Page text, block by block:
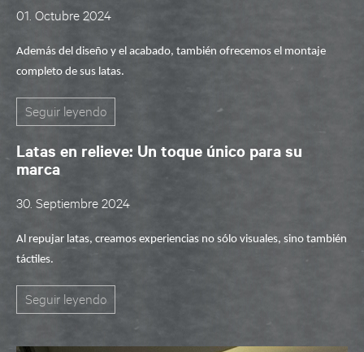
01. Octubre 2024
Además del diseño y el acabado, también ofrecemos el montaje
completo de sus latas.
Seguir leyendo
Latas en relieve: Un toque único para su
marca
30. Septiembre 2024
Al repujar latas, creamos experiencias no sólo visuales, sino también
táctiles.
Seguir leyendo